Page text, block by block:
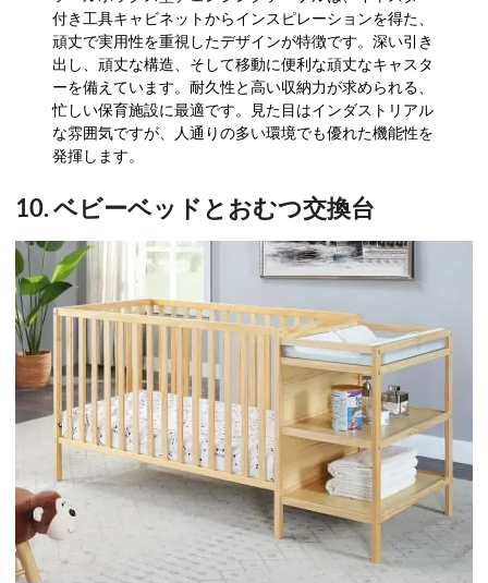
付き工具キャビネットからインスピレーションを得た、
頑丈で実用性を重視したデザインが特徴です。深い引き
出し、頑丈な構造、そして移動に便利な頑丈なキャスタ
ーを備えています。耐久性と高い収納力が求められる、
忙しい保育施設に最適です。見た目はインダストリアル
な雰囲気ですが、人通りの多い環境でも優れた機能性を
発揮します。
10. ベビーベッドとおむつ交換台